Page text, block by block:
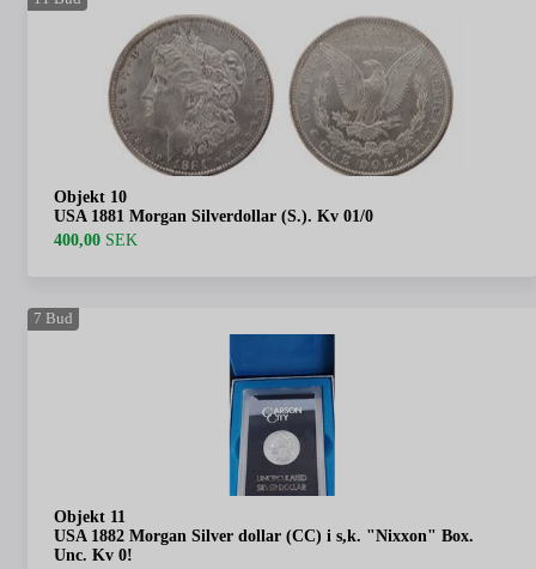
Objekt 10
USA 1881 Morgan Silverdollar (S.). Kv 01/0
400,00 SEK
7 Bud
Objekt 11
USA 1882 Morgan Silver dollar (CC) i s,k. "Nixxon" Box.
Unc. Kv 0!